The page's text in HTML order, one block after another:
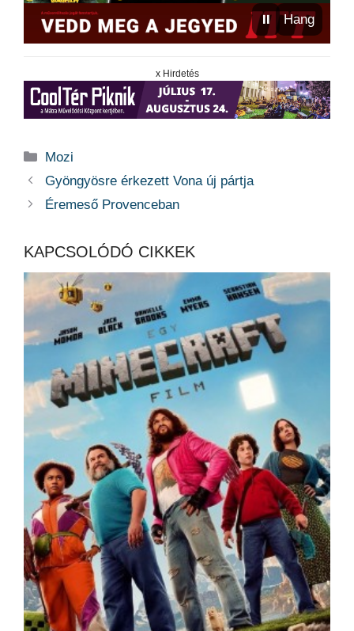
⏸ Hang
x Hirdetés
Kategória
Mozi
Gyöngyösre érkezett Vona új pártja
Éremeső Provenceban
KAPCSOLÓDÓ CIKKEK